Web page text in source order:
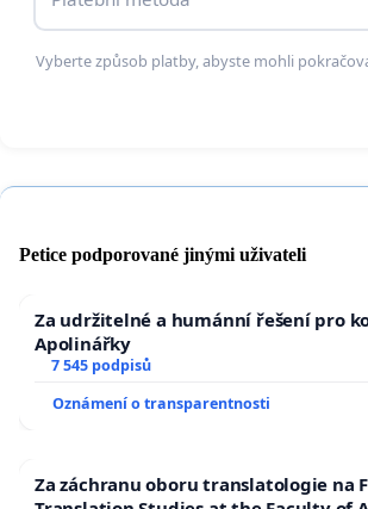
Vyberte způsob platby, abyste mohli
Petice podporované jinými uživateli
Za udržitelné a humánní řešení pro
Apolinářky
7 545 podpisů
Oznámení o transparentnosti
Za záchranu oboru translatologie na